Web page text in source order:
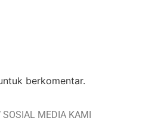
berkomentar.
SOSIAL MEDIA KAMI